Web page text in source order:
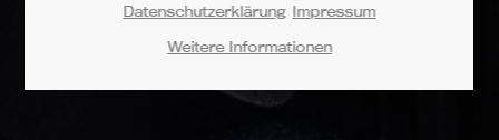
Datenschutzerklärung Impressum
Weitere Informationen